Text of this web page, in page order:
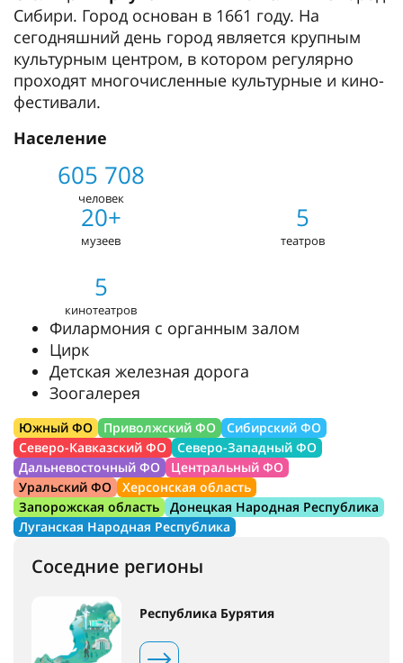
Сибири. Город основан в 1661 году. На
сегодняшний день город является крупным
культурным центром, в котором регулярно
проходят многочисленные культурные и кино-
фестивали.
Население
605 708
человек
20+
музеев
5
театров
5
кинотеатров
Филармония с органным залом
Цирк
Детская железная дорога
Зоогалерея
Южный ФО Приволжский ФО
Сибирский ФО
Северо-Кавказский ФО
Северо-Западный ФО
Дальневосточный ФО
Центральный ФО
Уральский ФО
Херсонская область
Запорожская область
Донецкая Народная Республика
Луганская Народная Республика
Соседние регионы
Республика Бурятия